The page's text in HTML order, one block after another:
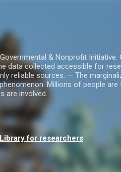
& Nonprofit
data collected accessible for
reliable sources. — The
Millions of people are
are involved.
Library for researchers